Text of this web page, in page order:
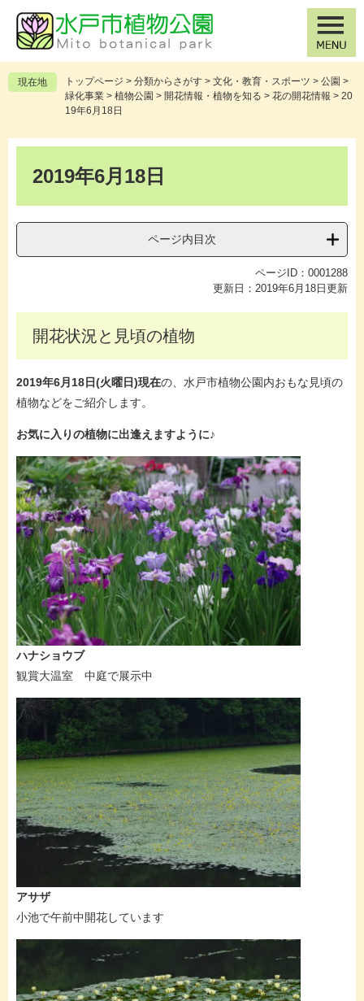
の
先
頭
ー
を
飛
現在地 トップページ > 分類からさがす > 文化・教育・スポーツ > 公園 >
緑化事業 > 植物公園 > 開花情報・植物を知る > 花の開花情報 > 20
19年6月18日
2019年6月18日
ページ内目次
ページID：0001288
更新日：2019年6月18日更新
開花状況と見頃の植物
2019年6月18日(火曜日)現在の、水戸市植物公園内おもな見頃の
植物などをご紹介します。
お気に入りの植物に出逢えますように♪
ハナショウブ
観賞大温室 中庭で展示中
アサザ
小池で午前中開花しています